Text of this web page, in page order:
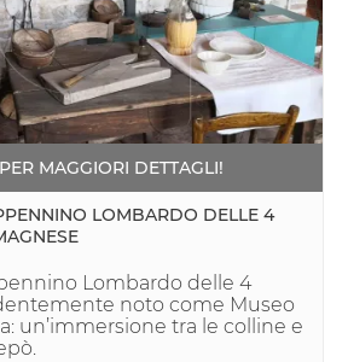
MAGGIORI DETTAGLI!
LOMBARDO DELLE 4
Lombardo delle 4
noto come Museo
un’immersione tra le colline e